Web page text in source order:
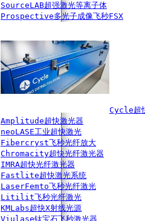
SourceLAB超强激光等离子体
Prospective多光子成像飞秒FSX
Cycle超
Amplitude超快激光器
neoLASE工业超快激光
Fibercryst飞秒光纤放大
Chromacity超快光纤激光器
IMRA超快光纤激光器
Fastlite超快激光系统
LaserFemto飞秒光纤激光
Litilit飞秒光纤激光
KMLabs超快X射线光源
Viulase钛宝石飞秒激光器